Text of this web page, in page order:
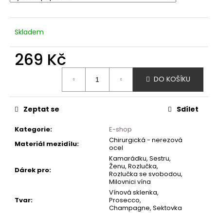
Skladem
269 Kč
DO KOŠÍKU
Kategorie:
E-shop
Materiál mezidílu:
Chirurgická - nerezová
ocel
Dárek pro:
Kamarádku, Sestru,
Ženu, Rozlučka,
Rozlučka se svobodou,
Milovnici vína
Tvar:
Vínová sklenka,
Prosecco,
Champagne, Sektovka
Zeptat se Sdílet